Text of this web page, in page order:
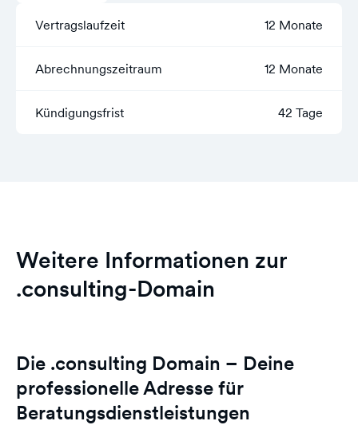
Vertragslaufzeit 12 Monate
Abrechnungszeitraum 12 Monate
Kündigungsfrist 42 Tage
Weitere Informationen zur
.consulting-Domain
Die .consulting Domain – Deine
professionelle Adresse für
Beratungsdienstleistungen